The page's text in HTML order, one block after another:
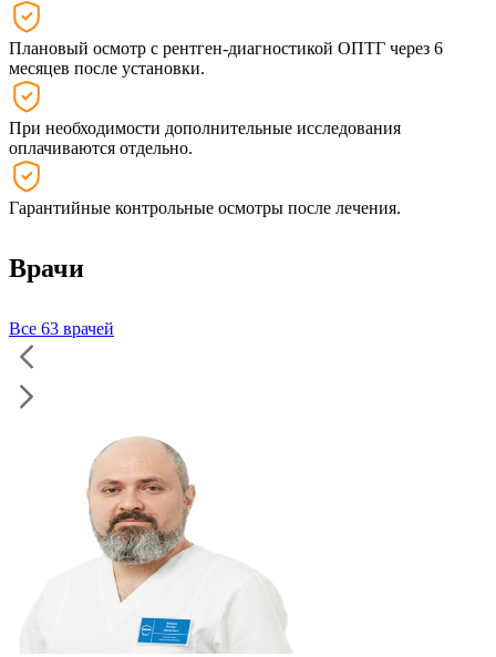
Плановый осмотр с рентген-диагностикой ОПТГ через 6
месяцев после установки.
При необходимости дополнительные исследования
оплачиваются отдельно.
Гарантийные контрольные осмотры после лечения.
Врачи
Все 63 врачей